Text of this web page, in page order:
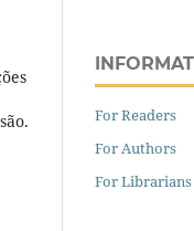
For Readers
For Authors
For Librarians